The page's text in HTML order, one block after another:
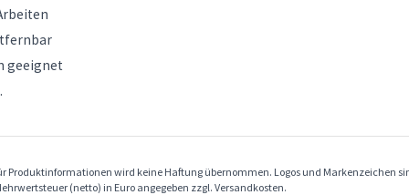
geeignet
Produktinformationen wird keine Haftung übernommen. Logos und Markenzeichen
(netto) in Euro angegeben zzgl. Versandkosten.